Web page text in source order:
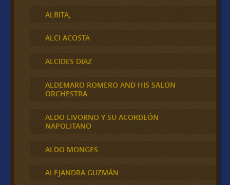
ALBITA,
ALCI ACOSTA
ALCIDES DIAZ
ALDEMARO ROMERO AND HIS SALON
ORCHESTRA
ALDO LIVORNO Y SU ACORDEÓN
NAPOLITANO
ALDO MONGES
ALEJANDRA GUZMÁN